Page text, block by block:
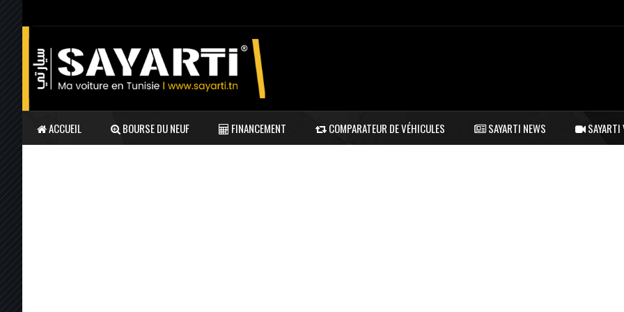
ACCUEIL BOURSE DU NEUF FINANCEMENT COMPARATEUR DE VÉHICULES SAYARTI NEWS